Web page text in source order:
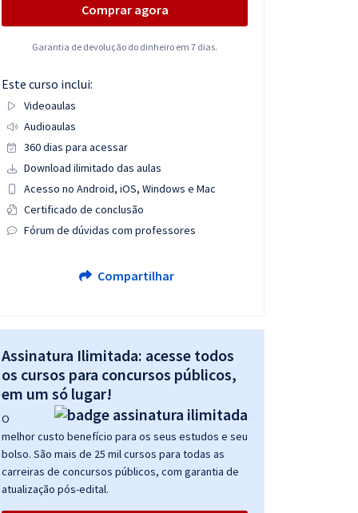
Comprar agora
Garantia de devolução do dinheiro em 7 dias.
Este curso inclui:
Videoaulas
Audioaulas
360 dias para acessar
Download ilimitado das aulas
Acesso no Android, iOS, Windows e Mac
Certificado de conclusão
Fórum de dúvidas com professores
Compartilhar
Assinatura Ilimitada: acesse todos
os cursos para concursos públicos,
em um só lugar!
O
melhor custo benefício para os seus estudos e seu
bolso. São mais de 25 mil cursos para todas as
carreiras de concursos públicos, com garantia de
atualização pós-edital.